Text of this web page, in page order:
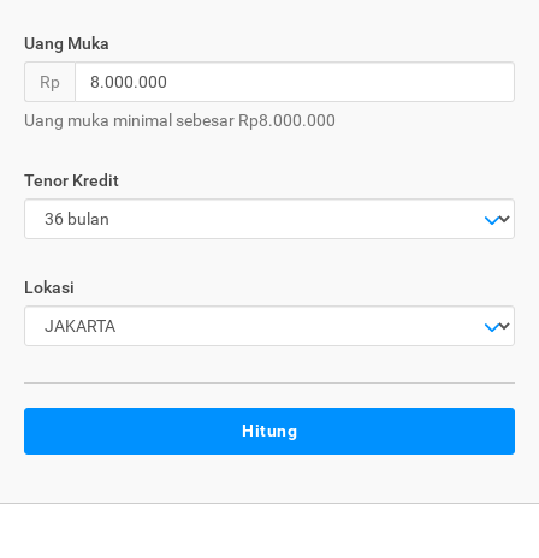
Uang Muka
Rp
Uang muka minimal sebesar Rp8.000.000
Tenor Kredit
Lokasi
Hitung